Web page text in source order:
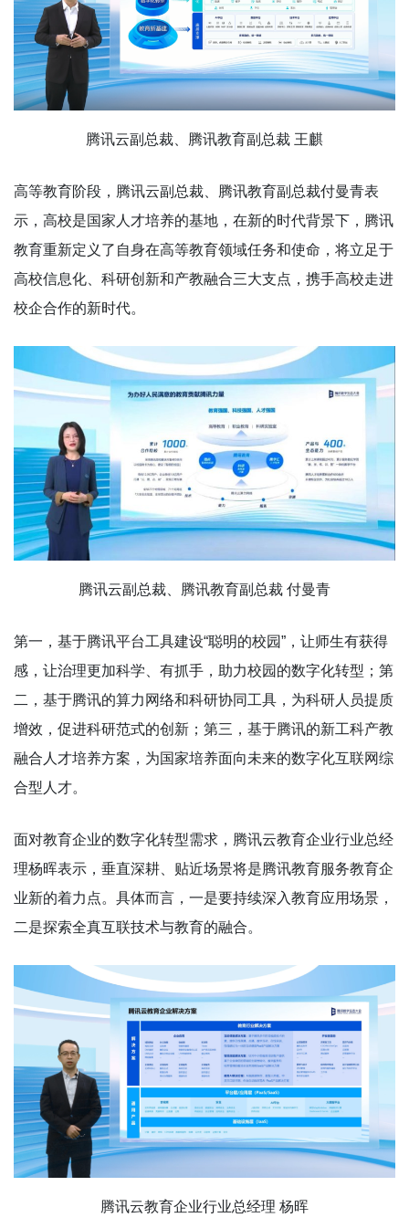
腾讯云副总裁、腾讯教育副总裁 王麒
高等教育阶段，腾讯云副总裁、腾讯教育副总裁付曼青表
示，高校是国家人才培养的基地，在新的时代背景下，腾讯
教育重新定义了自身在高等教育领域任务和使命，将立足于
高校信息化、科研创新和产教融合三大支点，携手高校走进
校企合作的新时代。
腾讯云副总裁、腾讯教育副总裁 付曼青
第一，基于腾讯平台工具建设“聪明的校园”，让师生有获得
感，让治理更加科学、有抓手，助力校园的数字化转型；第
二，基于腾讯的算力网络和科研协同工具，为科研人员提质
增效，促进科研范式的创新；第三，基于腾讯的新工科产教
融合人才培养方案，为国家培养面向未来的数字化互联网综
合型人才。
面对教育企业的数字化转型需求，腾讯云教育企业行业总经
理杨晖表示，垂直深耕、贴近场景将是腾讯教育服务教育企
业新的着力点。具体而言，一是要持续深入教育应用场景，
二是探索全真互联技术与教育的融合。
腾讯云教育企业行业总经理 杨晖